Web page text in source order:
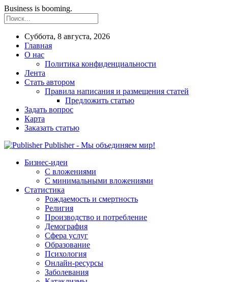
Business is booming.
Суббота, 8 августа, 2026
Главная
О нас
Политика конфиденциальности
Лента
Стать автором
Правила написания и размещения статей
Предложить статью
Задать вопрос
Карта
Заказать статью
Publisher - Мы объединяем мир!
Бизнес-идеи
С вложениями
С минимальными вложениями
Статистика
Рождаемость и смертность
Религия
Производство и потребление
Демография
Сфера услуг
Образование
Психология
Онлайн-ресурсы
Заболевания